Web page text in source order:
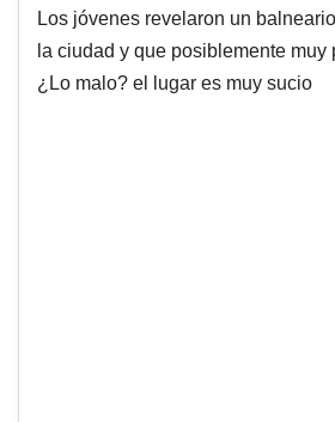
Los jóvenes revelaron un
la ciudad y que posiblemente muy
¿Lo malo? el lugar es muy sucio